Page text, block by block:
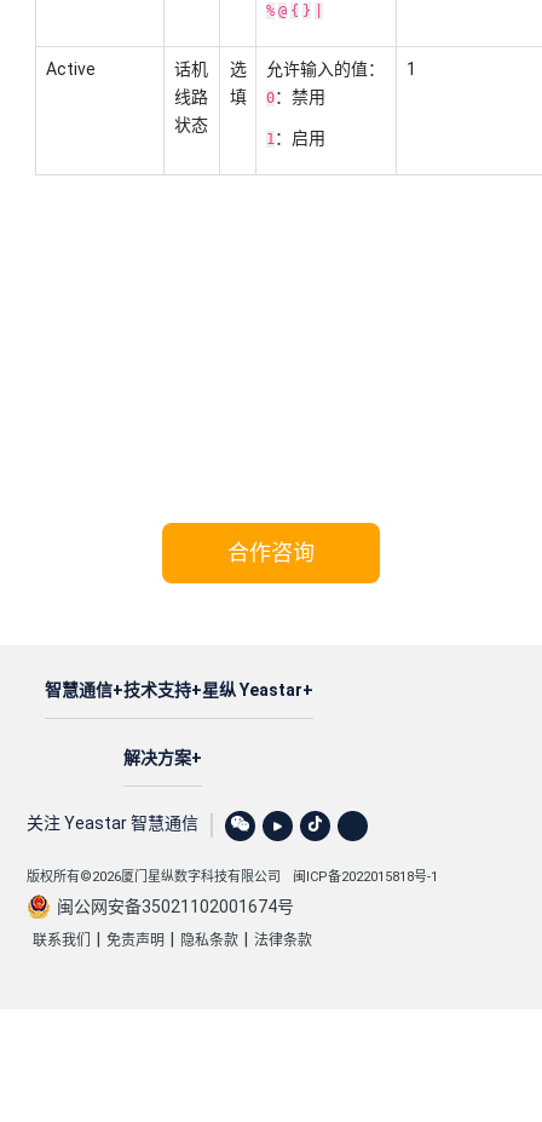
% @ { }
Active
话机
线路
状态
选
填
允许输入的值：
0：禁用
1：启用
1
合作咨询
智慧通信 技术支持
解决方案
星纵 Yeastar
关注 Yeastar 智慧通信
版权所有©2026厦门星纵数字科技有限公司 闽ICP备2022015818号-1
闽公网安备35021102001674号
联系我们 免责声明 隐私条款 法律条款